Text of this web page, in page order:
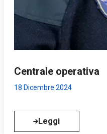
Centrale operativa
18 Dicembre 2024
Leggi